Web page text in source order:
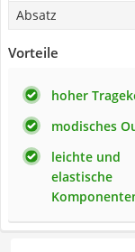
Absatz
Vorteile
hoher
modisches
leichte und
elastische